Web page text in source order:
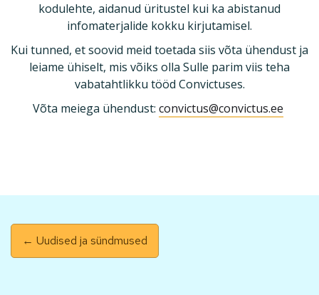
kodulehte, aidanud üritustel kui ka abistanud
infomaterjalide kokku kirjutamisel.
Kui tunned, et soovid meid toetada siis võta ühendust ja
leiame ühiselt, mis võiks olla Sulle parim viis teha
vabatahtlikku tööd Convictuses.
Võta meiega ühendust: convictus@convictus.ee
← Uudised ja sündmused